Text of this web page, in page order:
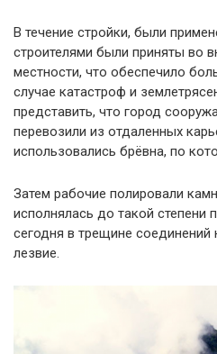
В течение стройки, были
строителями были приняты во
местности, что обеспечило
случае катастроф и
представить, что город
перевозили из отдаленных
использовались брёвна, по
Затем рабочие полировали
исполнялась до такой степени
сегодня в трещине соединений
лезвие.